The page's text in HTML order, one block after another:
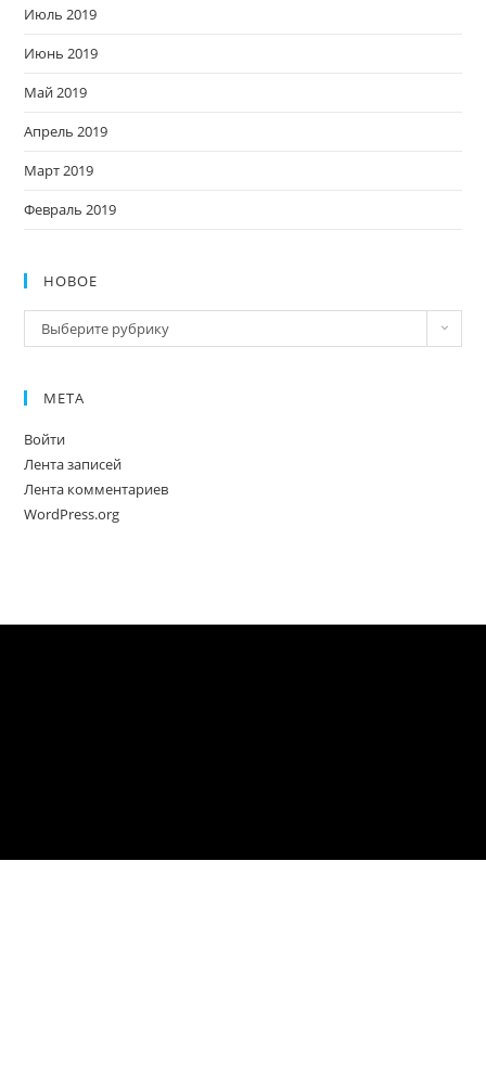
Июль 2019
Июнь 2019
Май 2019
Апрель 2019
Март 2019
Февраль 2019
НОВОЕ
Новое
Выберите рубрику
МЕТА
Войти
Лента записей
Лента комментариев
WordPress.org